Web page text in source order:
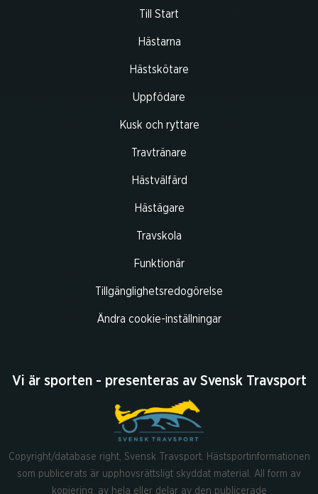
Till Start
Hästarna
Hästskötare
Uppfödare
Kusk och ryttare
Travtränare
Hästvälfärd
Hästägare
Travskola
Funktionär
Tillgänglighetsredogörelse
Ändra cookie-inställningar
Vi är sporten - presenteras av Svensk Travsport
Copyright/database right, Svensk Travsport. Hästsportinformationen
som publicerats är upphovsrättsligt skyddat material. All form av
kopiering, av hela eller delar av den publicerade